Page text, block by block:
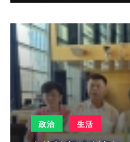
政治 生活